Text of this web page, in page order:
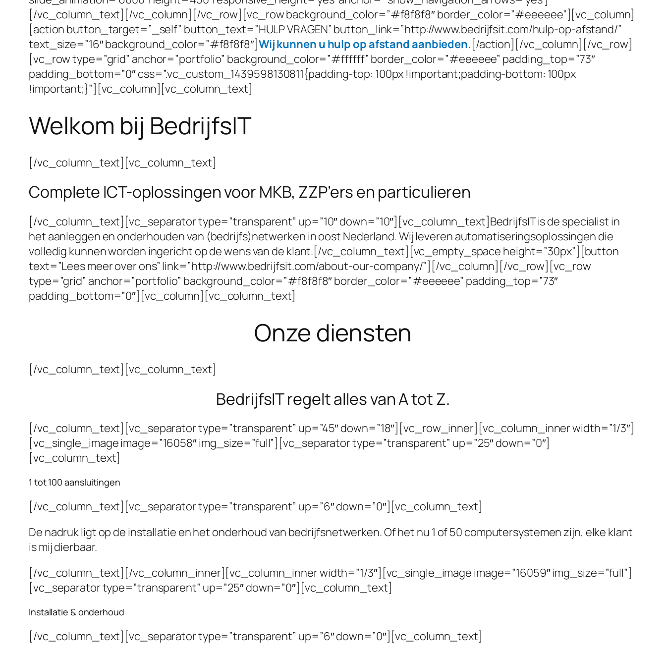
[/vc_column_text][/vc_column][/vc_row][vc_row background_color=”#f8f8f8″ border_color=”#eeeeee”][vc_column]
[action button_target=”_self” button_text=”HULP VRAGEN” button_link=”http://www.bedrijfsit.com/hulp-op-afstand/”
text_size=”16″ background_color=”#f8f8f8″]Wij kunnen u hulp op afstand aanbieden. [/action][/vc_column][/vc_row]
[vc_row type=”grid” anchor=”portfolio” background_color=”#ffffff” border_color=”#eeeeee” padding_top=”73″
padding_bottom=”0″ css=”.vc_custom_1439598130811{padding-top: 100px !important;padding-bottom: 100px
!important;}”][vc_column][vc_column_text]
Welkom bij BedrijfsIT
[/vc_column_text][vc_column_text]
Complete ICT-oplossingen voor MKB, ZZP’ers en particulieren
[/vc_column_text][vc_separator type=”transparent” up=”10″ down=”10″][vc_column_text]BedrijfsIT is de specialist in
het aanleggen en onderhouden van (bedrijfs)netwerken in oost Nederland. Wij leveren automatiseringsoplossingen die
volledig kunnen worden ingericht op de wens van de klant.[/vc_column_text][vc_empty_space height=”30px”][button
text=”Lees meer over ons” link=”http://www.bedrijfsit.com/about-our-company/”][/vc_column][/vc_row][vc_row
type=”grid” anchor=”portfolio” background_color=”#f8f8f8″ border_color=”#eeeeee” padding_top=”73″
padding_bottom=”0″][vc_column][vc_column_text]
Onze diensten
[/vc_column_text][vc_column_text]
BedrijfsIT regelt alles van A tot Z.
[/vc_column_text][vc_separator type=”transparent” up=”45″ down=”18″][vc_row_inner][vc_column_inner width=”1/3″]
[vc_single_image image=”16058″ img_size=”full”][vc_separator type=”transparent” up=”25″ down=”0″]
[vc_column_text]
1 tot 100 aansluitingen
[/vc_column_text][vc_separator type=”transparent” up=”6″ down=”0″][vc_column_text]
De nadruk ligt op de installatie en het onderhoud van bedrijfsnetwerken. Of het nu 1 of 50 computersystemen zijn, elke klant
is mij dierbaar.
[/vc_column_text][/vc_column_inner][vc_column_inner width=”1/3″][vc_single_image image=”16059″ img_size=”full”]
[vc_separator type=”transparent” up=”25″ down=”0″][vc_column_text]
Installatie & onderhoud
[/vc_column_text][vc_separator type=”transparent” up=”6″ down=”0″][vc_column_text]